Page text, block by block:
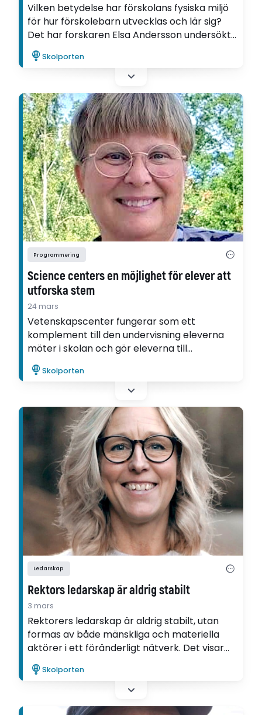
Vilken betydelse har förskolans fysiska miljö
för hur förskolebarn utvecklas och lär sig?
Det har forskaren Elsa Andersson undersökt i
sin avhandling.
Skolporten
Programmering
Science centers en möjlighet för elever att
utforska stem
24 mars
Vetenskapscenter fungerar som ett
komplement till den undervisning eleverna
möter i skolan och gör eleverna till
medproducenter, bland annat i
programmering. Det visar Maria Sparfs
forskning om stem i undervisningen.
Skolporten
Ledarskap
Rektors ledarskap är aldrig stabilt
3 mars
Rektorers ledarskap är aldrig stabilt, utan
formas av både mänskliga och materiella
aktörer i ett föränderligt nätverk. Det visar
Linnéa Rosengrens avhandling om
skolledarskap i osäkra tider.
Skolporten